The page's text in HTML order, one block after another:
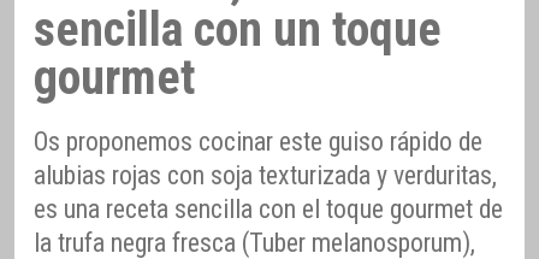
sencilla con un toque
gourmet
Os proponemos cocinar este guiso rápido de
alubias rojas con soja texturizada y verduritas,
es una receta sencilla con el toque gourmet de
la trufa negra fresca (Tuber melanosporum),